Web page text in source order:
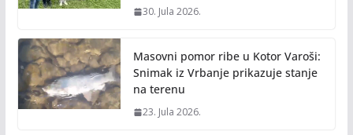
30. Jula 2026.
Masovni pomor ribe u Kotor Varoši:
Snimak iz Vrbanje prikazuje stanje
na terenu
23. Jula 2026.